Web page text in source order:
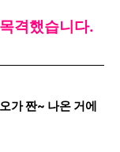
격했습니다.
가 짠~ 나온 거에